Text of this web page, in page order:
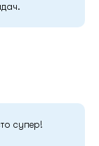
супер!